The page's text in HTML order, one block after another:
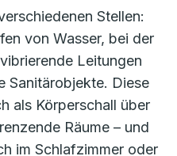
Stellen:
von Wasser, bei der
Leitungen
Sanitärobjekte. Diese
als Körperschall über
Räume – und
im Schlafzimmer oder